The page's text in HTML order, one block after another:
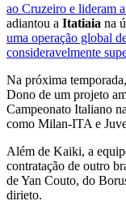
ao Cruzeiro e lideram
adiantou a Itatiaia na
uma operação global
consideravelmente
Na próxima
Dono de um projeto
Campeonato Italiano
como Milan-ITA e
Além de Kaiki, a
contratação de outro
de Yan Couto, do
dirieto.